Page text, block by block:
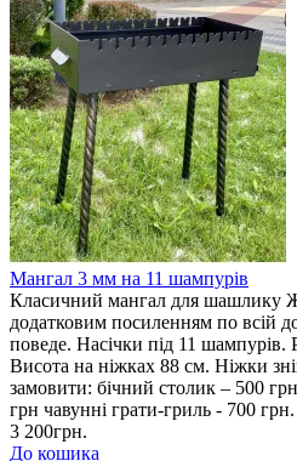
Мангал 3 мм на 11 шампурів
Класичний мангал для шашлику
додатковим посиленням по всій
поведе. Насічки під 11 шампурів.
Висота на ніжках 88 см. Ніжки
замовити: бічний столик – 500
грн чавунні грати-гриль - 700
3 200грн.
До кошика